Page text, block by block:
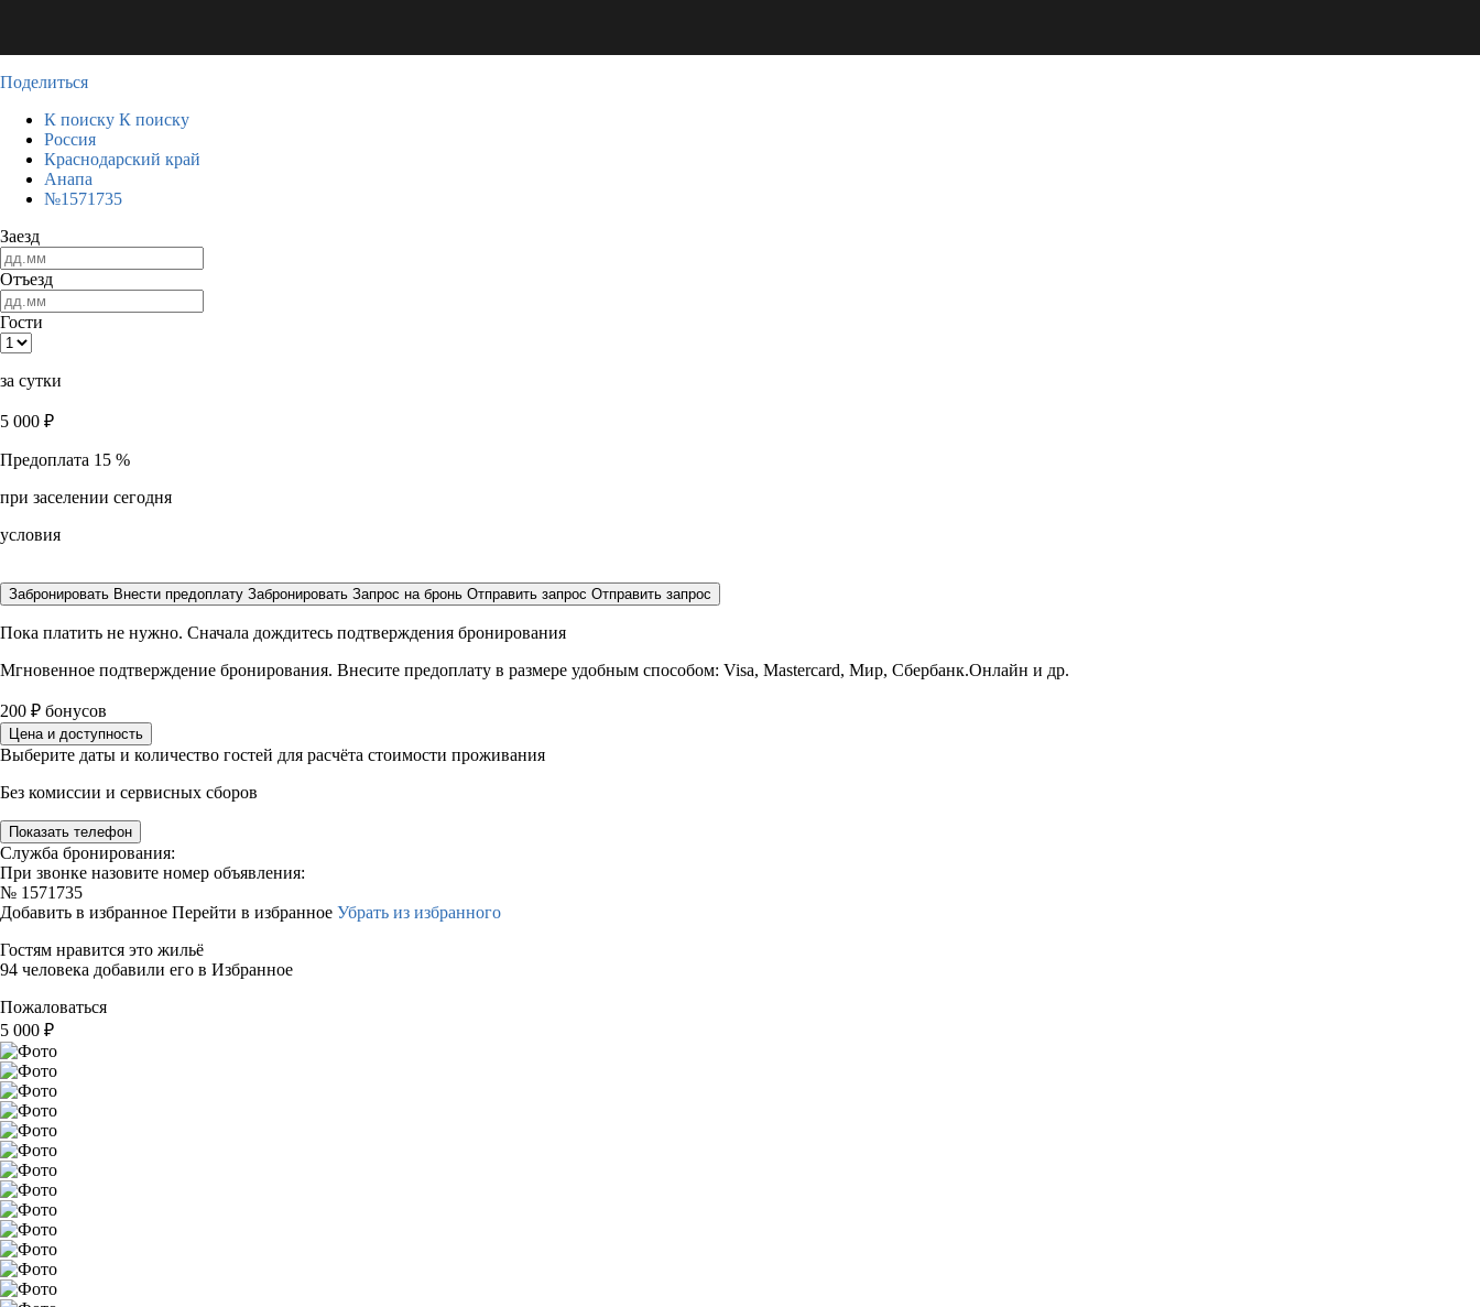
Поделиться
К поиску К поиску
Россия
Краснодарский край
Анапа
№1571735
Заезд
Отъезд
Гости
за сутки
5 000 ₽
Предоплата 15 %
при заселении сегодня
условия
Забронировать Внести предоплату Забронировать Запрос на бронь Отправить запрос Отправить запрос
Пока платить не нужно. Сначала дождитесь подтверждения бронирования
Мгновенное подтверждение бронирования. Внесите предоплату в размере удобным способом: Visa, Mastercard, Мир, Сбербанк.Онлайн и др.
200 ₽ бонусов
Цена и доступность
Выберите даты и количество гостей для расчёта стоимости проживания
Без комиссии и сервисных сборов
Показать телефон
Служба бронирования:
При звонке назовите номер объявления:
№ 1571735
Добавить в избранное Перейти в избранное Убрать из избранного
Гостям нравится это жильё
94 человека добавили его в Избранное
Пожаловаться
5 000 ₽